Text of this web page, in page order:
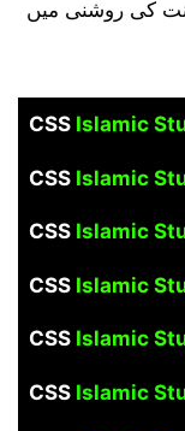
کی روشنی میں
CSSIslamic
CSS Islamic
CSS Islamic
CSS Islamic
CSS Islamic
CSS Islamic